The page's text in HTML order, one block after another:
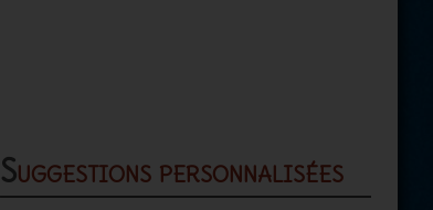
Suggestions personnalisées